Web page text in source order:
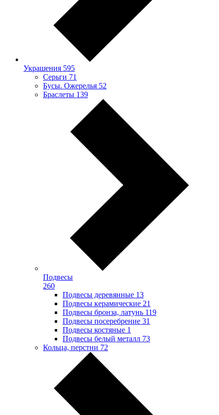
Украшения 595
Серьги 71
Бусы. Ожерелья 52
Браслеты 139
Подвесы
260
Подвесы деревянные 13
Подвесы керамические 21
Подвесы бронза, латунь 119
Подвесы посеребрение 31
Подвесы костяные 1
Подвесы белый металл 73
Кольца, перстни 72